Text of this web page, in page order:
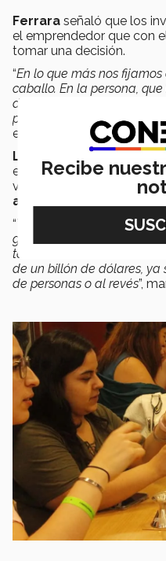
Ferrara señaló que los
el emprendedor que con
tomar una decisión.
“En lo que más nos
caballo. En la persona,
desbordada, una claridad
profesionalismo brutal y
expresó.
Liza Velardecomentó
es duro, se puede estar
vez, pero lo importante es
algo que la gente
“Tienen que encontrar una
gente esté dispuesta a
te conviertes en un
de un billón de dólares,
de personas o al revés”,
Recibe